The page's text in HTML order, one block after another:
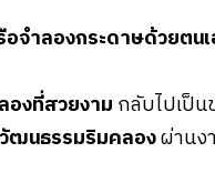
จำลองกระดาษด้วยตน
องที่สวยงามกลับไปเป็น
ฒนธรรมริมคลองผ่านง